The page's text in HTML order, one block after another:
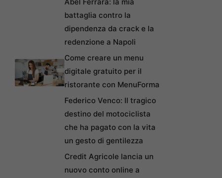
Abel Ferrara: la mia
battaglia contro la
dipendenza da crack e la
redenzione a Napoli
Come creare un menu
digitale gratuito per il
ristorante con MenuForma
Federico Venco: Il tragico
destino del motociclista
che ha pagato con la vita
un gesto di gentilezza
Credit Agricole lancia un
nuovo conto online a